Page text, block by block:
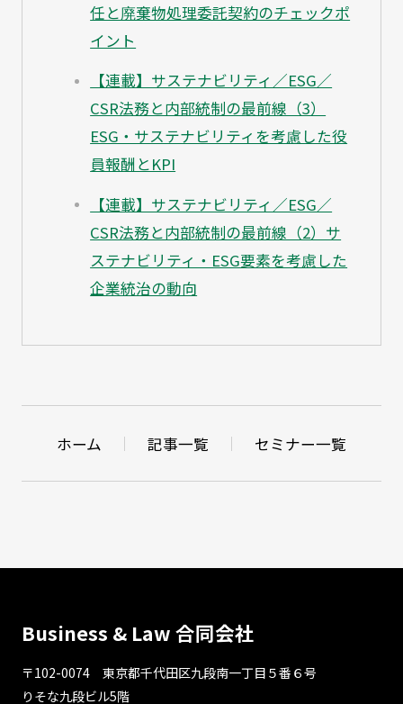
任と廃棄物処理委託契約のチェックポ
イント
【連載】サステナビリティ／ESG／
CSR法務と内部統制の最前線（3）
ESG・サステナビリティを考慮した役
員報酬とKPI
【連載】サステナビリティ／ESG／
CSR法務と内部統制の最前線（2）サ
ステナビリティ・ESG要素を考慮した
企業統治の動向
ホーム 記事一覧 セミナー一覧
Business & Law 合同会社
〒102-0074 東京都千代⽥区九段南⼀丁⽬５番６号
りそな九段ビル5階